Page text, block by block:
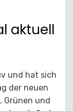
aktuell
und hat sich
der neuen
Grünen und